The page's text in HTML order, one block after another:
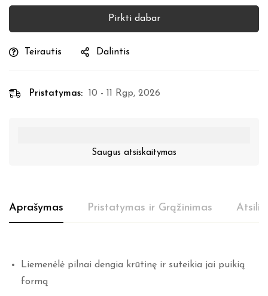
Pirkti dabar
Teirautis Dalintis
Pristatymas: 10 - 11 Rgp, 2026
Saugus atsiskaitymas
Aprašymas Pristatymas ir Grąžinimas
Liemenėlė pilnai dengia krūtinę ir suteikia jai puikią
formą